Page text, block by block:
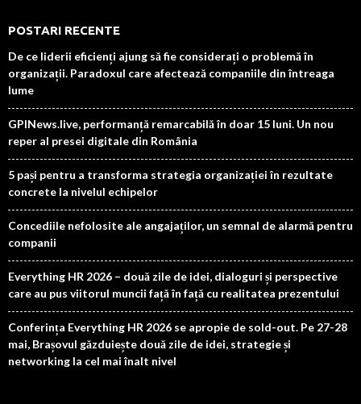
POSTARI RECENTE
De ce liderii eficienți ajung să fie considerați o problemă în
organizații. Paradoxul care afectează companiile din întreaga
lume
GPINews.live, performanță remarcabilă în doar 15 luni. Un nou
reper al presei digitale din România
5 pași pentru a transforma strategia organizației în rezultate
concrete la nivelul echipelor
Concediile nefolosite ale angajaților, un semnal de alarmă pentru
companii
Everything HR 2026 – două zile de idei, dialoguri și perspective
care au pus viitorul muncii față în față cu realitatea prezentului
Conferința Everything HR 2026 se apropie de sold-out. Pe 27-28
mai, Brașovul găzduiește două zile de idei, strategie și
networking la cel mai înalt nivel